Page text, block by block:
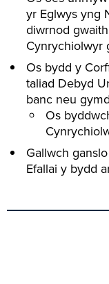
yr Eglwys yng
diwrnod
Cynrychiolwyr
Os bydd y
taliad Debyd
banc neu
Os
Gallwch
Efallai y bydd